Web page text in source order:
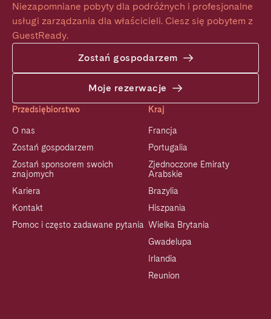
Niezapomniane pobyty dla podróżnych i profesjonalne
usługi zarządzania dla właścicieli. Ciesz się pobytem z
GuestReady.
Zostań gospodarzem
Moje rezerwacje
Przedsiębiorstwo
O nas
Zostań gospodarzem
Zostań sponsorem swoich
znajomych
Kariera
Kontakt
Pomoc i często zadawane pytania
Kraj
Francja
Portugalia
Zjednoczone Emiraty
Arabskie
Brazylia
Hiszpania
Wielka Brytania
Gwadelupa
Irlandia
Reunion